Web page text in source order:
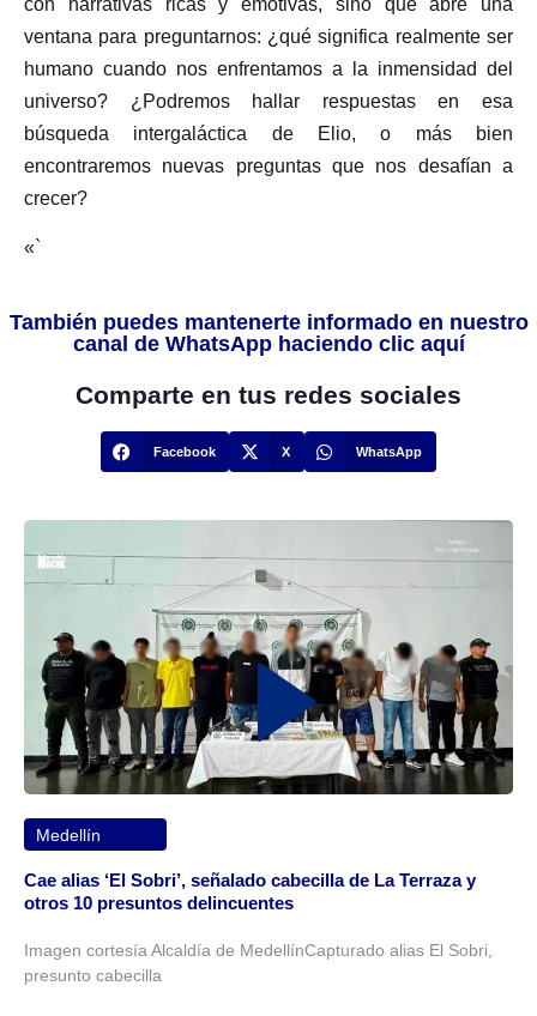
ventana para preguntarnos: ¿qué significa realmente ser
humano cuando nos enfrentamos a la inmensidad del
universo? ¿Podremos hallar respuestas en esa
búsqueda intergaláctica de Elio, o más bien
encontraremos nuevas preguntas que nos desafían a
crecer?
«`
También puedes mantenerte informado en nuestro
canal de WhatsApp haciendo clic aquí
Comparte en tus redes sociales
Facebook X WhatsApp
Medellín
Cae alias ‘El Sobri’, señalado cabecilla de La Terraza y
otros 10 presuntos delincuentes
Imagen cortesía Alcaldía de MedellínCapturado alias El Sobri,
presunto cabecilla